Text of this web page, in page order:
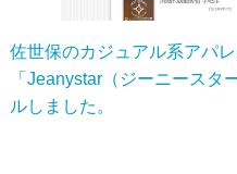
佐世保のカジュアル系アパ
「Jeanystar（ジーニースタ
ルしました。